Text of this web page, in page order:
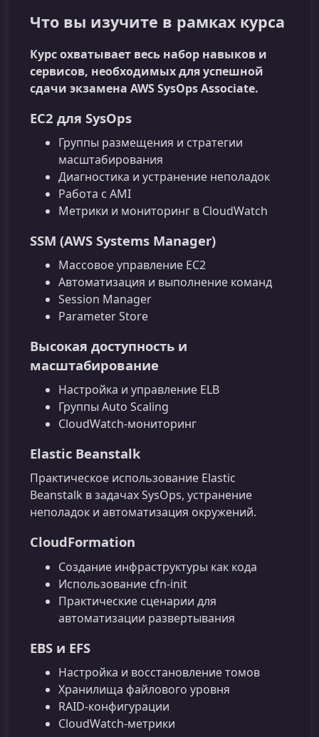
Что вы изучите в рамках курса
Курс охватывает весь набор навыков и
сервисов, необходимых для успешной
сдачи экзамена AWS SysOps Associate.
EC2 для SysOps
Группы размещения и стратегии
масштабирования
Диагностика и устранение неполадок
Работа с AMI
Метрики и мониторинг в CloudWatch
SSM (AWS Systems Manager)
Массовое управление EC2
Автоматизация и выполнение команд
Session Manager
Parameter Store
Высокая доступность и
масштабирование
Настройка и управление ELB
Группы Auto Scaling
CloudWatch‑мониторинг
Elastic Beanstalk
Практическое использование Elastic
Beanstalk в задачах SysOps, устранение
неполадок и автоматизация окружений.
CloudFormation
Создание инфраструктуры как кода
Использование cfn-init
Практические сценарии для
автоматизации развертывания
EBS и EFS
Настройка и восстановление томов
Хранилища файлового уровня
RAID‑конфигурации
CloudWatch‑метрики